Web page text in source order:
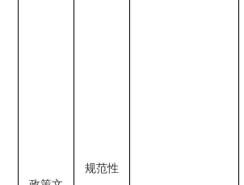
规范性